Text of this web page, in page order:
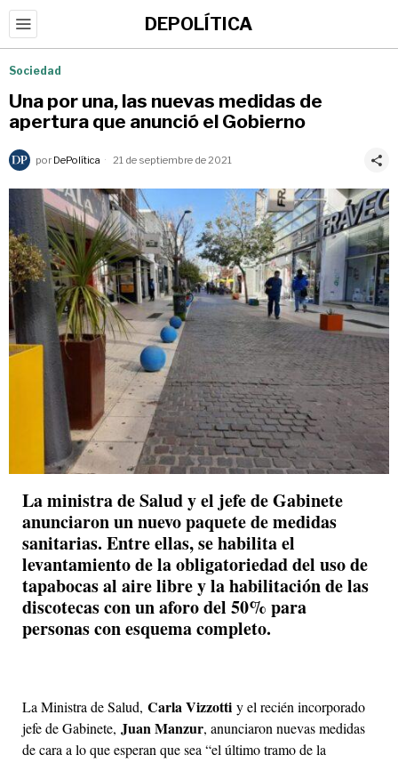
DEPOLÍTICA
Sociedad
Una por una, las nuevas medidas de
apertura que anunció el Gobierno
por DePolítica 21 de septiembre de 2021
La ministra de Salud y el jefe de Gabinete
anunciaron un nuevo paquete de medidas
sanitarias. Entre ellas, se habilita el
levantamiento de la obligatoriedad del uso de
tapabocas al aire libre y la habilitación de las
discotecas con un aforo del 50% para
personas con esquema completo.
La Ministra de Salud, Carla Vizzotti y el recién incorporado
jefe de Gabinete, Juan Manzur, anunciaron nuevas medidas
de cara a lo que esperan que sea “el último tramo de la